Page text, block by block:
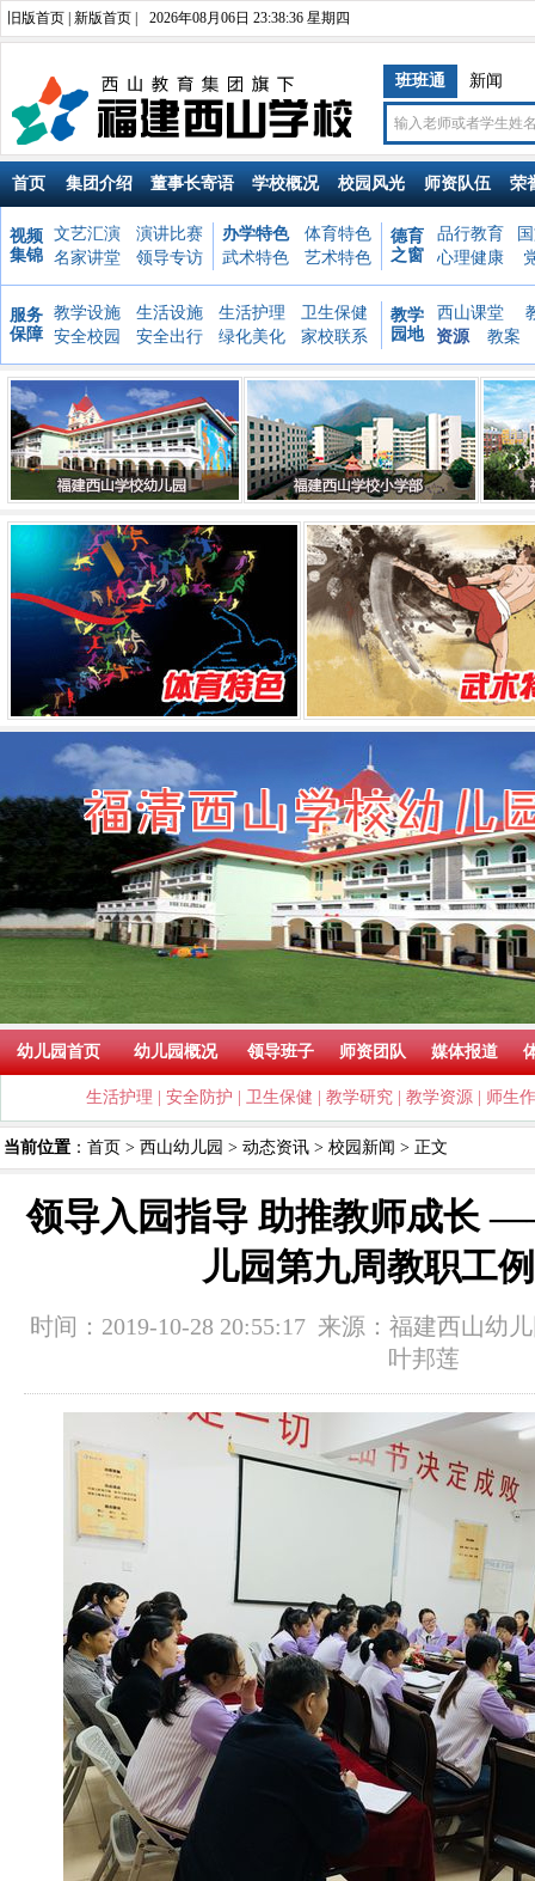
旧版首页 新版首页 2026年08月06日 23:38:38 星期四
班班通 新闻
首页 集团介绍 董事长寄语 学校概况 校园风光 师资队伍 荣
视频
集锦
文艺汇演
演讲比赛
名家讲堂
领导专访
办学特色
体育特色
武术特色
艺术特色
德育
之窗
品行教育
心理健康
服务
保障
教学设施 生活设施 生活护理
卫生保健
安全校园
安全出行 绿化美化 家校联系
教学
园地
西山课堂
资源
教案
幼儿园首页 幼儿园概况 领导班子 师资团队 媒体报道
生活护理 安全防护 卫生保健 教学研究 教学资源 师生
当前位置 ： 首页 > 西山幼儿园 > 动态资讯 > 校园新闻 > 正文
领导入园指导 助推教师成长
儿园第九周教职工
时间：2019-10-28 20:55:17 来源： 福建西山幼
叶邦莲